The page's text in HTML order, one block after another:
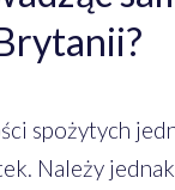
spożytych
Należy